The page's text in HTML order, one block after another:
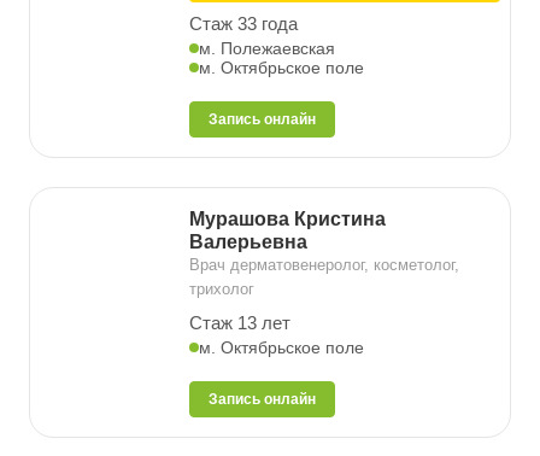
Стаж 33 года
м. Полежаевская
м. Октябрьское поле
Запись онлайн
Мурашова Кристина
Валерьевна
Врач дерматовенеролог, косметолог,
трихолог
Стаж 13 лет
м. Октябрьское поле
Запись онлайн